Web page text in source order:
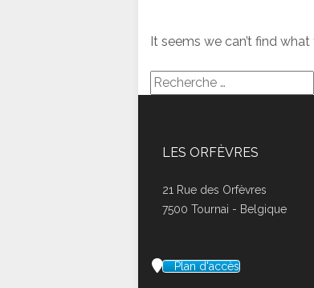
It seems we can’t find
LES ORFÈVRES
21 Rue des Orfèvres
7500 Tournai - Belgique
Plan d'accès